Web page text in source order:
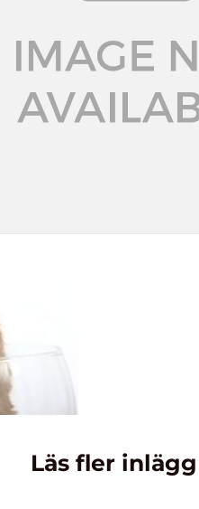
Läs fler